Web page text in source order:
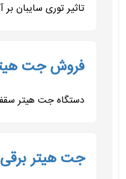
تاثیر توری سایبان
فروش جت هیتر
دستگاه جت هیتر
جت هیتر